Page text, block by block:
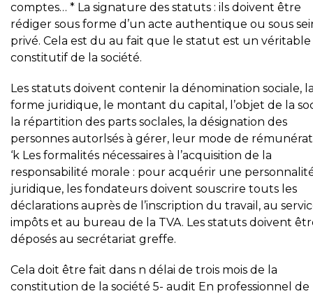
comptes… * La signature des statuts : ils doivent être
rédiger sous forme d’un acte authentique ou sous
privé. Cela est du au fait que le statut est un
constitutif de la société.
Les statuts doivent contenir la dénomination sociale,
forme juridique, le montant du capital, l’objet de la
la répartition des parts soclales, la désignation des
personnes autorlsés à gérer, leur mode de
‘k Les formalités nécessaires à l’acquisition de la
responsabilité morale : pour acquérir une
juridique, les fondateurs doivent souscrire touts les
déclarations auprès de l’inscription du travail, au
impôts et au bureau de la TVA. Les statuts doivent
déposés au secrétariat greffe.
Cela doit être fait dans n délai de trois mois de la
constitution de la société 5- audit En professionnel de